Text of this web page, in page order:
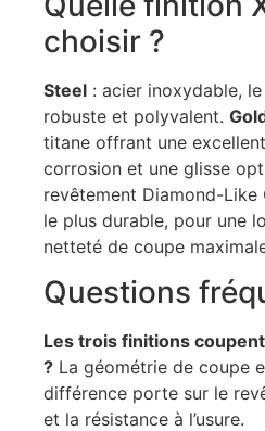
choisir ?
Steel : acier inoxydable,
robuste et polyvalent.
titane offrant une
corrosion et une glisse
revêtement Diamond-Like
le plus durable, pour une
netteté de coupe
Questions
Les trois finitions
? La géométrie de coupe
différence porte sur le
et la résistance à l’usure.